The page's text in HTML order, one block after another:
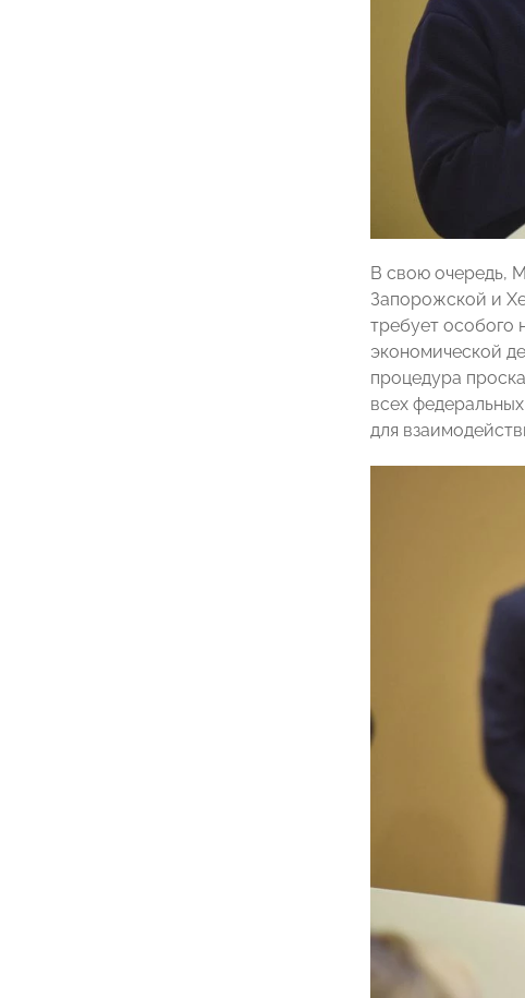
В свою очередь,
Запорожской и
требует особого
экономической
процедура
всех
для